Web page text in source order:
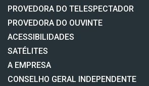
PROVEDORA DO TELESPECTADOR
PROVEDORA DO OUVINTE
ACESSIBILIDADES
SATÉLITES
A EMPRESA
CONSELHO GERAL INDEPENDENTE